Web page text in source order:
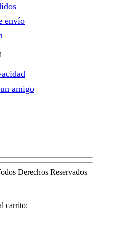
envío
amigo
Derechos Reservados
carrito: